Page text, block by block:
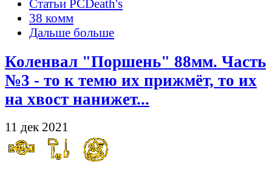
Статьи PCDeath's
38 комм
Дальше больше
Коленвал "Поршень" 88мм. Часть
№3 - то к темю их прижмёт, то их
на хвост нанижет...
11 дек 2021